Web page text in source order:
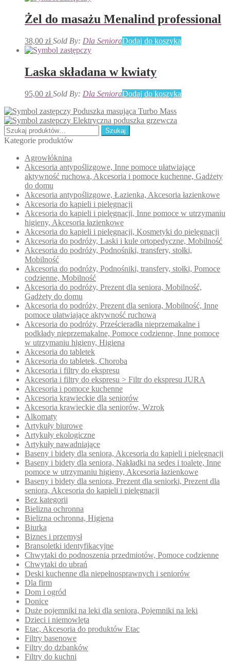
Żel do masażu Menalind professional
38,00 zł Sold By: Dla SenioraDodaj do koszyka
Laska składana w kwiaty
95,00 zł Sold By: Dla SenioraDodaj do koszyka
Poduszka masująca Turbo Mass
Elektryczna poduszka grzewcza
Szukaj:
Szukaj
Kategorie produktów
Agrowłóknina
Akcesoria antypoślizgowe, Inne pomoce ułatwiające
aktywność ruchową, Akcesoria i pomoce kuchenne, Gadżety
do domu
Akcesoria antypoślizgowe, Łazienka, Akcesoria łazienkowe
Akcesoria do kąpieli i pielęgnacji
Akcesoria do kąpieli i pielęgnacji, Inne pomoce w utrzymaniu
higieny, Akcesoria łazienkowe
Akcesoria do kąpieli i pielęgnacji, Kosmetyki do pielęgnacji
Akcesoria do podróży, Laski i kule ortopedyczne, Mobilność
Akcesoria do podróży, Podnośniki, transfery, stołki,
Mobilność
Akcesoria do podróży, Podnośniki, transfery, stołki, Pomoce
codzienne, Mobilność
Akcesoria do podróży, Prezent dla seniora, Mobilność,
Gadżety do domu
Akcesoria do podróży, Prezent dla seniora, Mobilność, Inne
pomoce ułatwiające aktywność ruchową
Akcesoria do podróży, Prześcieradła nieprzemakalne i
podkłady nieprzemakalne, Pomoce codzienne, Inne pomoce
w utrzymaniu higieny, Higiena
Akcesoria do tabletek
Akcesoria do tabletek, Choroba
Akcesoria i filtry do ekspresu
Akcesoria i filtry do ekspresu > Filtr do ekspresu JURA
Akcesoria i pomoce kuchenne
Akcesoria krawieckie dla seniorów
Akcesoria krawieckie dla seniorów, Wzrok
Alkomaty
Artykuły biurowe
Artykuły ekologiczne
Artykuły nawadniające
Baseny i bidety dla seniora, Akcesoria do kąpieli i pielęgnacji
Baseny i bidety dla seniora, Nakładki na sedes i toaletę, Inne
pomoce w utrzymaniu higieny, Akcesoria łazienkowe
Baseny i bidety dla seniora, Prezent dla seniorki, Prezent dla
seniora, Akcesoria do kąpieli i pielęgnacji
Bez kategorii
Bielizna ochronna
Bielizna ochronna, Higiena
Biurka
Biznes i przemysł
Bransoletki identyfikacyjne
Chwytaki do podnoszenia przedmiotów, Pomoce codzienne
Chwytaki do ubrań
Deski kuchenne dla niepełnosprawnych i seniorów
Dla firm
Dom i ogród
Donice
Duże pojemniki na leki dla seniora, Pojemniki na leki
Dzieci i niemowlęta
Etac, Akcesoria do produktów Etac
Filtry basenowe
Filtry do dzbanków
Filtry do kuchni